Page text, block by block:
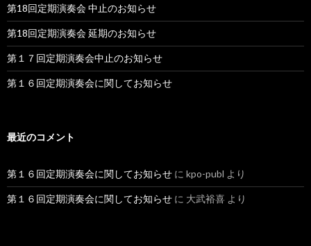
第18回定期演奏会 中止のお知らせ
第18回定期演奏会 延期のお知らせ
第１７回定期演奏会中止のお知らせ
第１６回定期演奏会に関してお知らせ
最近のコメント
第１６回定期演奏会に関してお知らせ に kpo-publ より
第１６回定期演奏会に関してお知らせ に 大武裕喜 より